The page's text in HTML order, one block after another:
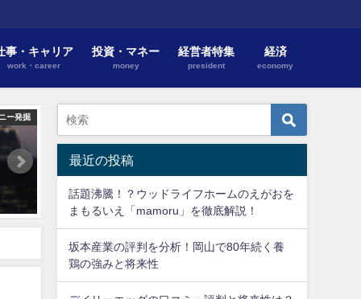
事・キャリア
work・career
投資・マネー
money
経営者特集
president
経済
economy
ー発掘
2018年5月15日
最近の投稿
話題沸騰！？ウッドライフホームのえがおを
まもるいえ「mamoru」を徹底解説！
坂本産業の評判を分析！岡山で80年続く養
鶏の強みと将来性